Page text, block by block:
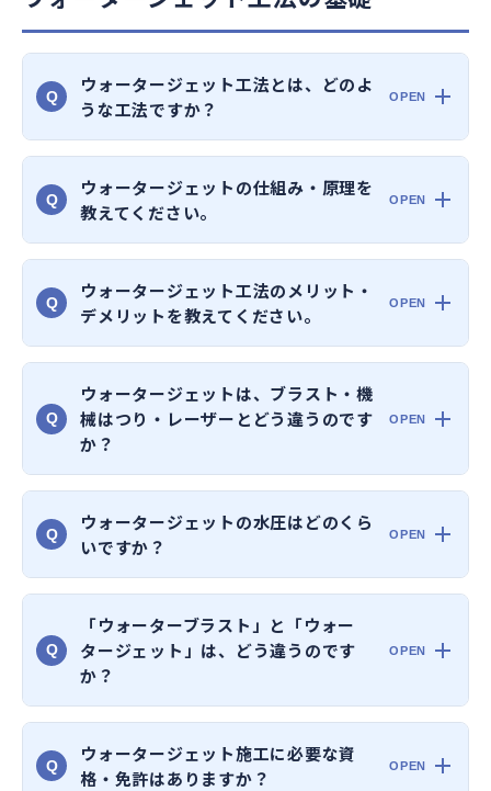
Q
ウォータージェット工法とは、どのよ
うな工法ですか？
Q
ウォータージェットの仕組み・原理を
教えてください。
Q
ウォータージェット工法のメリット・
デメリットを教えてください。
Q
ウォータージェットは、ブラスト・機
械はつり・レーザーとどう違うのです
か？
Q
ウォータージェットの水圧はどのくら
いですか？
Q
「ウォーターブラスト」と「ウォー
タージェット」は、どう違うのです
か？
Q
ウォータージェット施工に必要な資
格・免許はありますか？